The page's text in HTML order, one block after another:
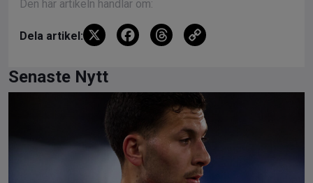
Den här artikeln handlar om:
Dela artikel: X
F
o
o
k
T
a
d
s
n
k
Senaste Nytt